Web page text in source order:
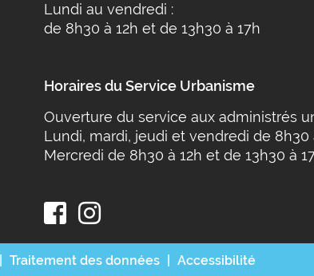
Lundi au vendredi :
de 8h30 à 12h et de 13h30 à 17h
Horaires du Service Urbanisme
Ouverture du service aux administrés
Lundi, mardi, jeudi et vendredi de 8h30
Mercredi de 8h30 à 12h et de 13h30 à
Traitement des données Accessibilité